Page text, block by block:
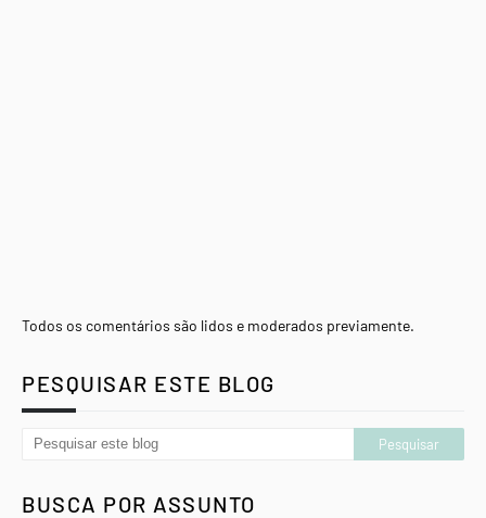
Todos os comentários são lidos e moderados previamente.
PESQUISAR ESTE BLOG
BUSCA POR ASSUNTO